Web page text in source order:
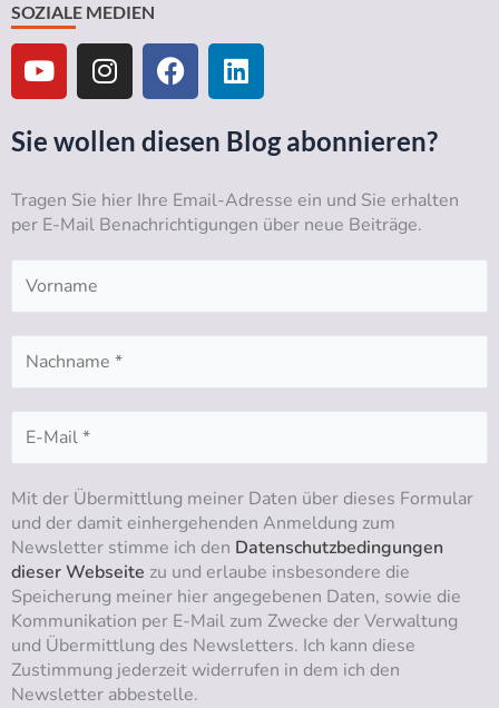
SOZIALE MEDIEN
Y
o
u
t
u
e
I
n
s
t
a
r
a
m
F
a
c
e
b
o
o
k
L
i
n
k
e
d
i
n
Sie wollen diesen Blog abonnieren?
Tragen Sie hier Ihre Email-Adresse ein und Sie erhalten
per E-Mail Benachrichtigungen über neue Beiträge.
Mit der Übermittlung meiner Daten über dieses Formular
und der damit einhergehenden Anmeldung zum
Newsletter stimme ich den Datenschutzbedingungen
dieser Webseite zu und erlaube insbesondere die
Speicherung meiner hier angegebenen Daten, sowie die
Kommunikation per E-Mail zum Zwecke der Verwaltung
und Übermittlung des Newsletters. Ich kann diese
Zustimmung jederzeit widerrufen in dem ich den
Newsletter abbestelle.